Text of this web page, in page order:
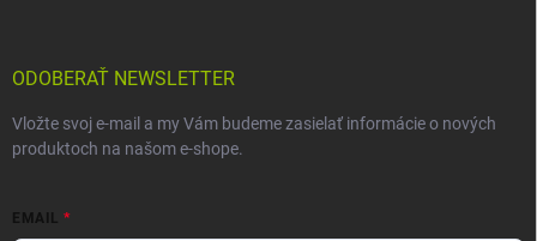
ODOBERAŤ NEWSLETTER
Vložte svoj e-mail a my Vám budeme zasielať informácie o nových
produktoch na našom e-shope.
EMAIL